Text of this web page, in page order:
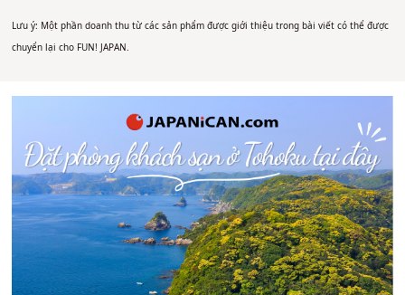
Lưu ý: Một phần doanh thu từ các sản phẩm được giới thiệu trong bài viết có thể được
chuyển lại cho FUN! JAPAN.